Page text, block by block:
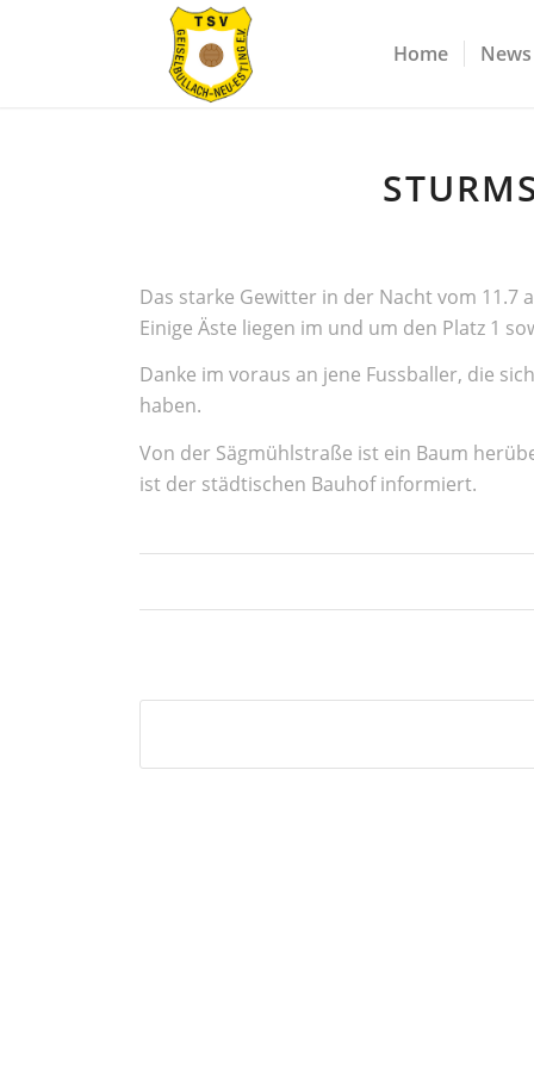
Home News
Das starke Gewitter in der Nacht vom 11.7
Einige Äste liegen im und um den Platz 1
Danke im voraus an jene Fussballer, die
haben.
Von der Sägmühlstraße ist ein Baum
ist der städtischen Bauhof informiert.